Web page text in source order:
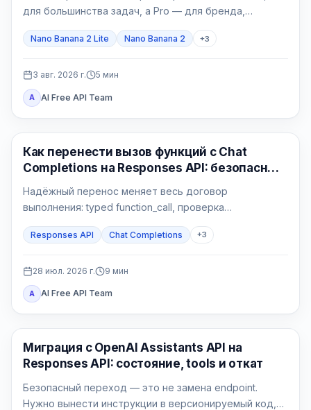
для большинства задач, а Pro — для бренда,
Nano Banana 2 Lite Nano Banana 2 +3
3 авг. 2026 г. 5 мин
A AI Free API Team
API Гайды
Как перенести вызов функций с Chat
Completions на Responses API: безопасный
Надёжный перенос меняет весь договор
выполнения: typed function_call, проверка
function_call_output с тем же call_id и проверяемый
Responses API Chat Completions +3
28 июл. 2026 г. 9 мин
A AI Free API Team
API Гайды
Миграция с OpenAI Assistants API на
Responses API: состояние, tools и откат
Безопасный переход — это не замена endpoint.
Нужно вынести инструкции в версионируемый код,